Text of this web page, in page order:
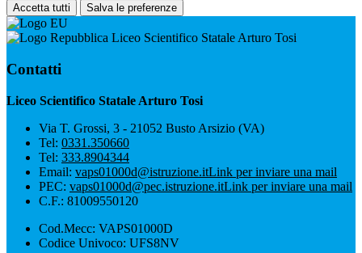
Accetta tutti Salva le preferenze
Liceo Scientifico Statale Arturo Tosi
Contatti
Liceo Scientifico Statale Arturo Tosi
Via T. Grossi, 3 - 21052 Busto Arsizio (VA)
Tel: 0331.350660
Tel: 333.8904344
Email: vaps01000d@istruzione.itLink per inviare una mail
PEC: vaps01000d@pec.istruzione.itLink per inviare una mail
C.F.: 81009550120
Cod.Mecc: VAPS01000D
Codice Univoco: UFS8NV